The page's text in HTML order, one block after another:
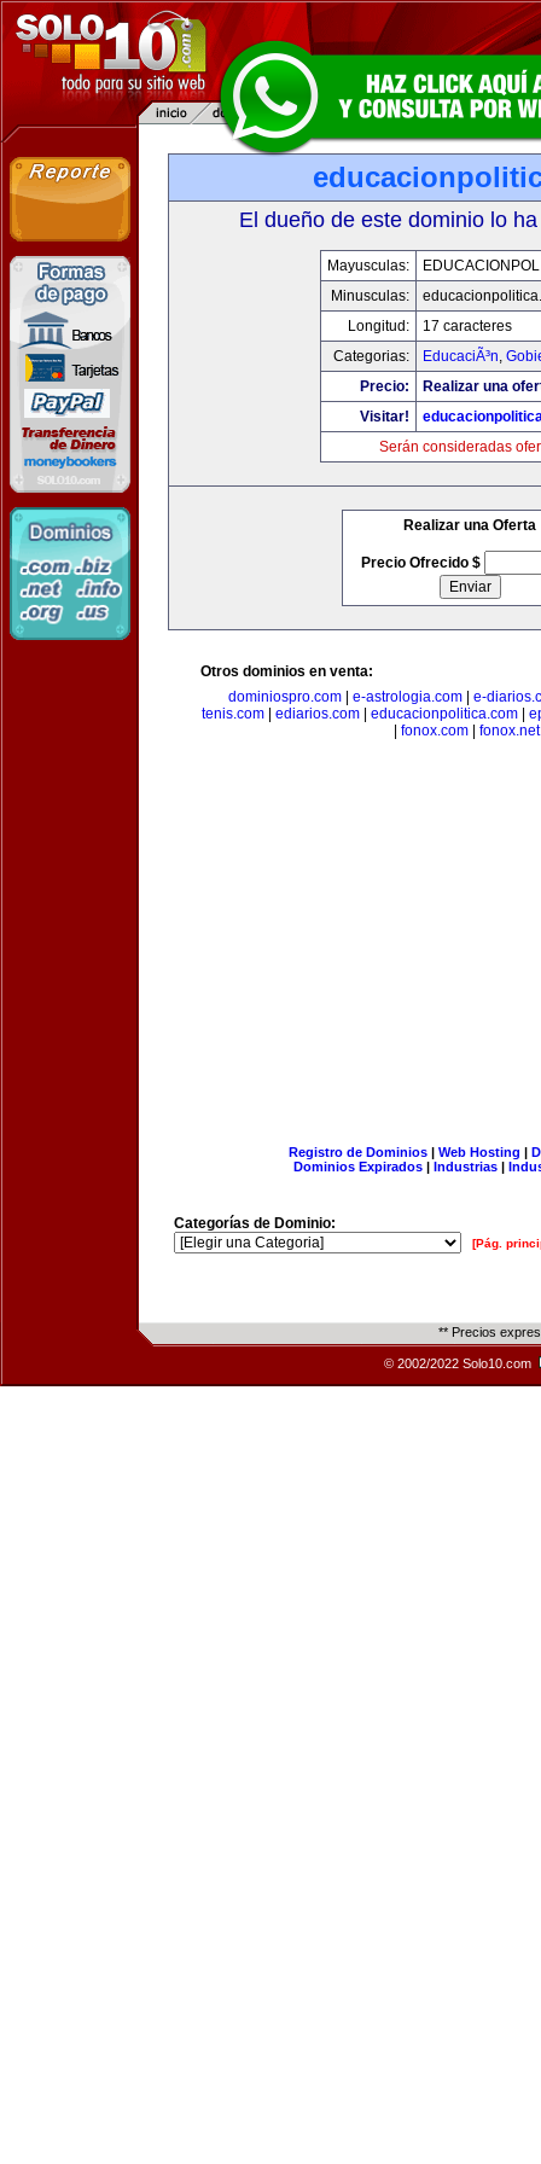
El dueño de este dominio lo
Mayusculas:
Minusculas:
Longitud:
17 caracteres
Categorias:
EducaciÃ³n,
Precio:
Realizar una
Visitar!
Serán consideradas
Realizar una Oferta
Precio Ofrecido $
Otros dominios en venta:
dominiospro.com
e-astrologia.com
e-
tenis.com
ediarios.com educacionpolitica.com
fonox.com| fonox.net
Registro de Dominios| Web Hosting |
Dominios Expirados | Industrias |
Categorías de Dominio:
[Pág.
** Precios
© 2002/2022 Solo10.com